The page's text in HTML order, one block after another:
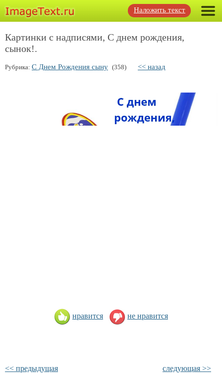
Наложить текст
Картинки с надписями, С днем рождения,
сынок!.
Рубрика: С Днем Рождения сыну (358) << назад
нравится не нравится
<< предыдущая следующая >>